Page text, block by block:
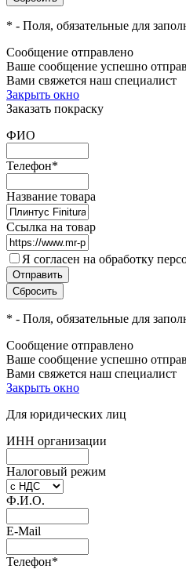
* - Поля, обязательные для
Сообщение отправлено
Ваше сообщение успешно
Вами свяжется наш специалист
Закрыть окно
Заказать покраску
ФИО
Телефон*
Название товара
Ссылка на товар
Я согласен на обработку
* - Поля, обязательные для
Сообщение отправлено
Ваше сообщение успешно
Вами свяжется наш специалист
Закрыть окно
Для юридических лиц
ИНН организации
Налоговый режим
Ф.И.О.
E-Mail
Телефон*